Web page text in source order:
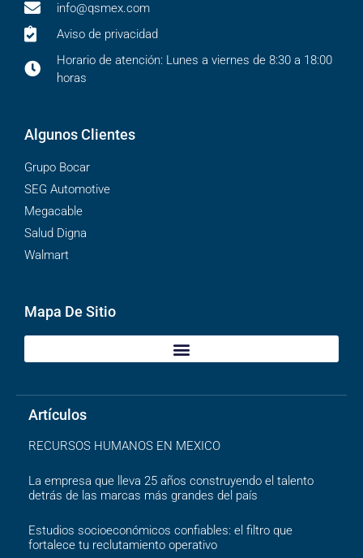
info@qsmex.com
Aviso de privacidad
Horario de atención: Lunes a viernes de 8:30 a 18:00
horas
Algunos Clientes
Grupo Bocar
SEG Automotive
Megacable
Salud Digna
Walmart
Mapa De Sitio
Artículos
RECURSOS HUMANOS EN MEXICO
La empresa que lleva 25 años construyendo el talento
detrás de las marcas más grandes del país
Estudios socioeconómicos confiables: el filtro que
fortalece tu reclutamiento operativo